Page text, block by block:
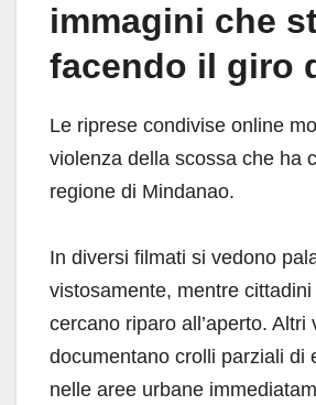
immagini che
facendo il giro
Le riprese condivise online
violenza della scossa che ha
regione di Mindanao.
In diversi filmati si vedono
vistosamente, mentre
cercano riparo all’aperto. Altri
documentano crolli parziali di
nelle aree urbane